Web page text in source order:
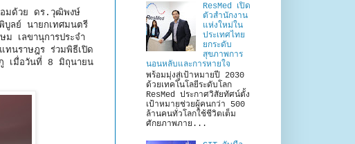
อมด้วย ดร.วุฒิพงษ์
บูลย์ นายกเทศมนตรี
ม เลขานุการประจำ
ทนราษฎร ร่วมพิธีเปิด
ภู เมื่อวันที่ 8 มิถุนายน
ResMed เปิด
ตัวสำนักงาน
แห่งใหม่ใน
ประเทศไทย
ยกระดับ
สุขภาพการ
นอนหลับและการหายใจ
พร้อมมุ่งสู่เป้าหมายปี 2030
ด้วยเทคโนโลยีระดับโลก
ResMed ประกาศวิสัยทัศน์ตั้ง
เป้าหมายช่วยผู้คนกว่า 500
ล้านคนทั่วโลกใช้ชีวิตเต็ม
ศักยภาพภาย...